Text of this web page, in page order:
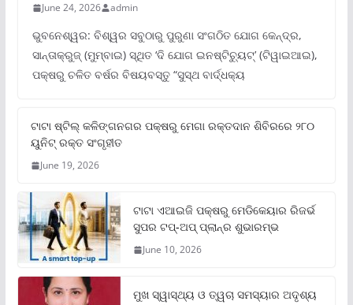
June 24, 2026 admin
ଭୁବନେଶ୍ୱର: ବିଶ୍ୱର ସବୁଠାରୁ ପୁରୁଣା ସଂଗଠିତ ଯୋଗ କେନ୍ଦ୍ର,
ସାନ୍ତାକ୍ରୁଜ୍ (ମୁମ୍ବାଇ) ସ୍ଥିତ ‘ଦି ଯୋଗ ଇନଷ୍ଟିଚ୍ୟୁଟ୍‌’ (ଟିୱାଇଆଇ),
ପକ୍ଷରୁ ଚଳିତ ବର୍ଷର ବିଷୟବସ୍ତୁ “ସୁସ୍ଥ ବାର୍ଦ୍ଧକ୍ୟ
ଟାଟା ଷ୍ଟିଲ୍‌ କଳିଙ୍ଗନଗର ପକ୍ଷରୁ ମେଗା ରକ୍ତଦାନ ଶିବିରରେ ୨୮୦
ୟୁନିଟ୍‌ ରକ୍ତ ସଂଗୃହୀତ
June 19, 2026
ଟାଟା ଏଆଇଜି ପକ୍ଷରୁ ମେଡିକେୟାର ରିଜର୍ଭ
ସୁପର ଟପ୍‌-ଅପ୍ ପ୍ଲାନ୍‌ର ଶୁଭାରମ୍ଭ
June 10, 2026
ମୁଖ ସ୍ୱାସ୍ଥ୍ୟ ଓ ତ୍ୱଚା ସମସ୍ୟାର ଅଦୃଶ୍ୟ